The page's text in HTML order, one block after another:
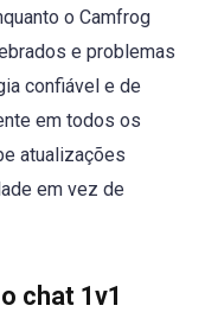
o Camfrog
e problemas
confiável e de
em todos os
atualizações
em vez de
chat 1v1